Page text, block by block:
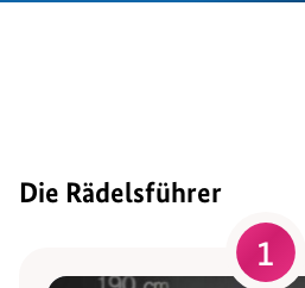
Die Rädelsführer
1